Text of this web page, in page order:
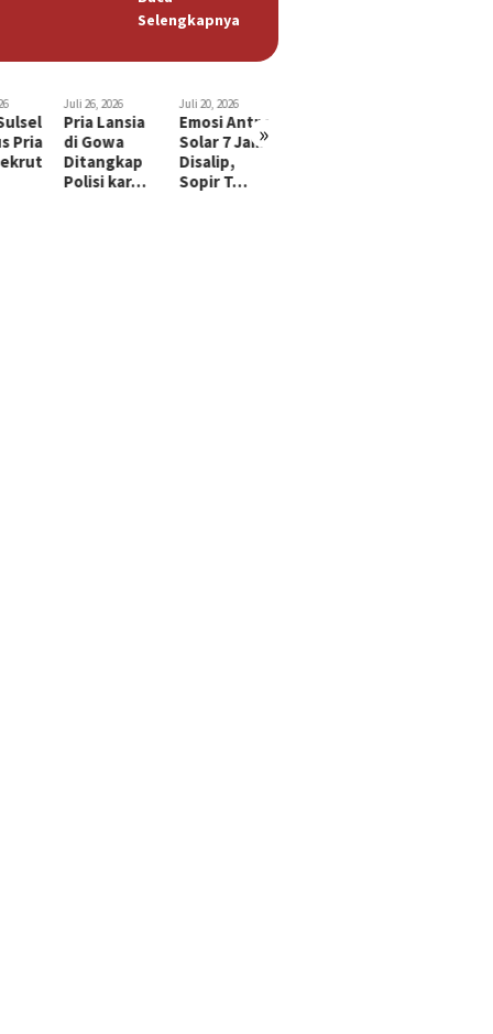
Selengkapnya
»
Pria
Juli 26, 2026
Pria Lansia
di Gowa
Ditangkap
Polisi kar…
Juli 20, 2026
Emosi Antre
Solar 7 Jam
Disalip,
Sopir T…